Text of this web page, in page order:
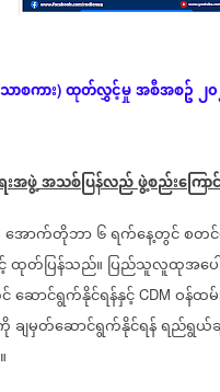
ာစကား) ထုတ်လွှင့်မှုအစီအစဥ်၂
အဖွဲ့အသစ်ပြန်လည်ဖွဲ့စည်း‌ကြော
အောက်တိုဘာ၆ရက်နေ့တွင်စတင်
ထုတ်ပြန်သည်။ ပြည်သူလူထုအပေ
ဆောင်ရွက်နိုင်ရန်နှင့် CDM ဝန်ထမ်
ချမှတ်ဆောင်ရွက်နိုင်ရန်ရည်ရွယ်ခ